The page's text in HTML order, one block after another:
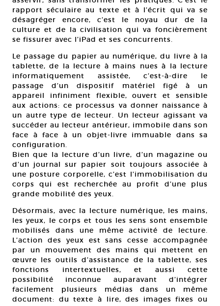
rapport séculaire au texte et à l’écrit qui va se
désagréger encore, c’est le noyau dur de la
culture et de la civilisation qui va foncièrement
se fissurer avec l’iPad et ses concurrents.
Le passage du papier au numérique, du livre à la
tablette, de la lecture à mains nues à la lecture
informatiquement assistée, c’est-à-dire le
passage d’un dispositif matériel figé à un
appareil infiniment flexible, ouvert et sensible
aux actions: ce processus va donner naissance à
un autre type de lecteur. Un lecteur agissant va
succéder au lecteur antérieur, immobile dans son
face à face à un objet-livre immuable dans sa
configuration.
Bien que la lecture d’un livre, d’un magazine ou
d’un journal sur papier soit toujours associée à
une posture corporelle, c’est l’immobilisation du
corps qui est recherchée au profit d’une plus
grande mobilité des yeux.
Désormais, avec la lecture numérique, les mains,
les yeux, le corps et tous les sens sont ensemble
mobilisés dans une même activité de lecture.
L’action des yeux est sans cesse accompagnée
par un mouvement des mains qui mettent en
œuvre les outils d’assistance de la tablette, ses
fonctions intertextuelles, et aussi cette
possibilité inconnue auparavant d’intégrer
facilement plusieurs médias dans un même
document: du texte à lire, des images fixes ou